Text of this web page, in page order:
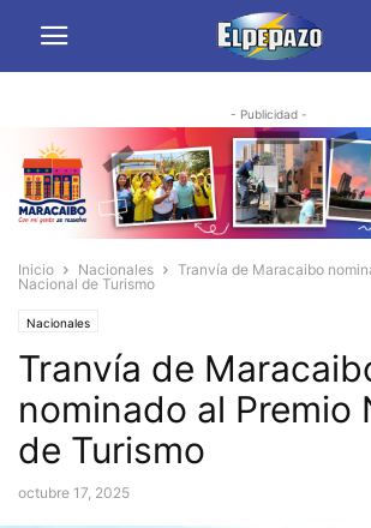
- Publicidad -
Inicio Nacionales
Tranvía de Maracaibo
Nacional de Turismo
Nacionales
Tranvía de
nominado al Premio
de Turismo
octubre 17, 2025